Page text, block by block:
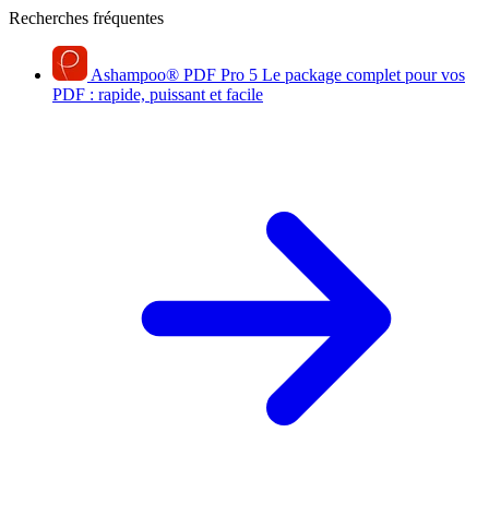
Recherches fréquentes
Ashampoo® PDF Pro 5 Le package complet pour vos
PDF : rapide, puissant et facile